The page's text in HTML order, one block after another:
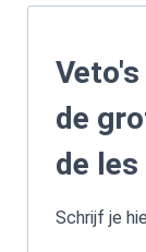
de
de les
Schrijf je